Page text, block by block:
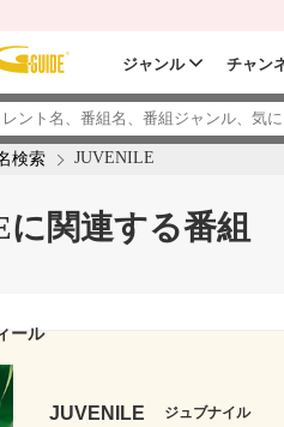
ジャンル チャン
検索 JUVENILE
関連する番組
ール
JUVENILE ジュブナイル